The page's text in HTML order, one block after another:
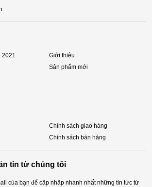
2021
Giới thiệu
Sản phẩm mới
Chính sách giao hàng
Chính sách bán hàng
tin từ chúng tôi
của bạn để cập nhập nhanh nhất những tin tức từ